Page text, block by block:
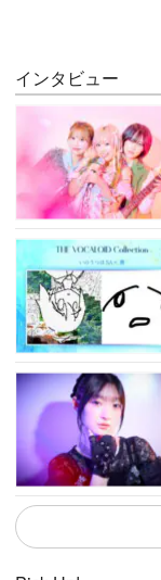
インタビュー